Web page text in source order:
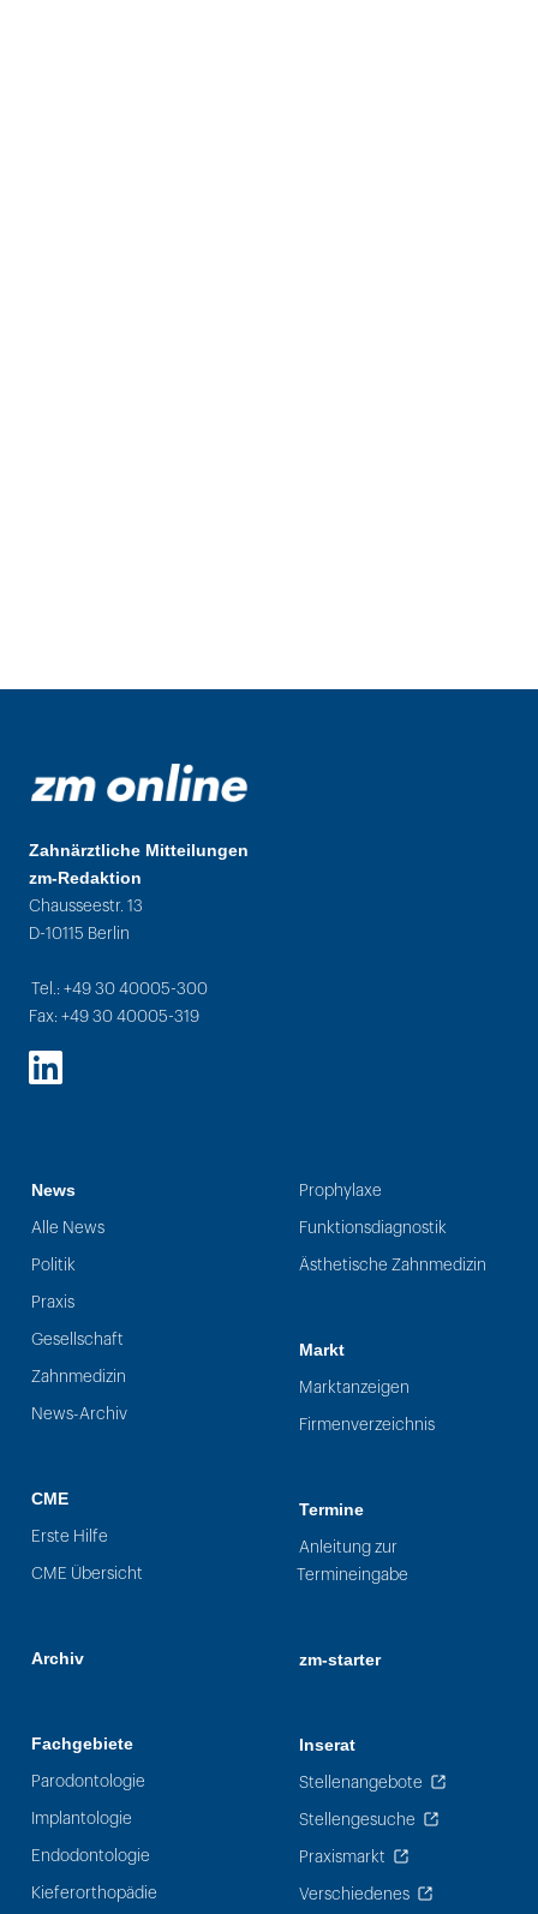
Zahnärztliche Mitteilungen
zm-Redaktion
Chausseestr. 13
D-10115 Berlin
Tel.: +49 30 40005-300
Fax: +49 30 40005-319
LinkedIn
News
Alle News
Politik
Praxis
Gesellschaft
Zahnmedizin
News-Archiv
CME
Erste Hilfe
CME Übersicht
Archiv
Fachgebiete
Parodontologie
Implantologie
Endodontologie
Kieferorthopädie
Prophylaxe
Funktionsdiagnostik
Ästhetische Zahnmedizin
Markt
Marktanzeigen
Firmenverzeichnis
Termine
Anleitung zur
Termineingabe
zm-starter
Inserat
Stellenangebote
Stellengesuche
Praxismarkt
Verschiedenes